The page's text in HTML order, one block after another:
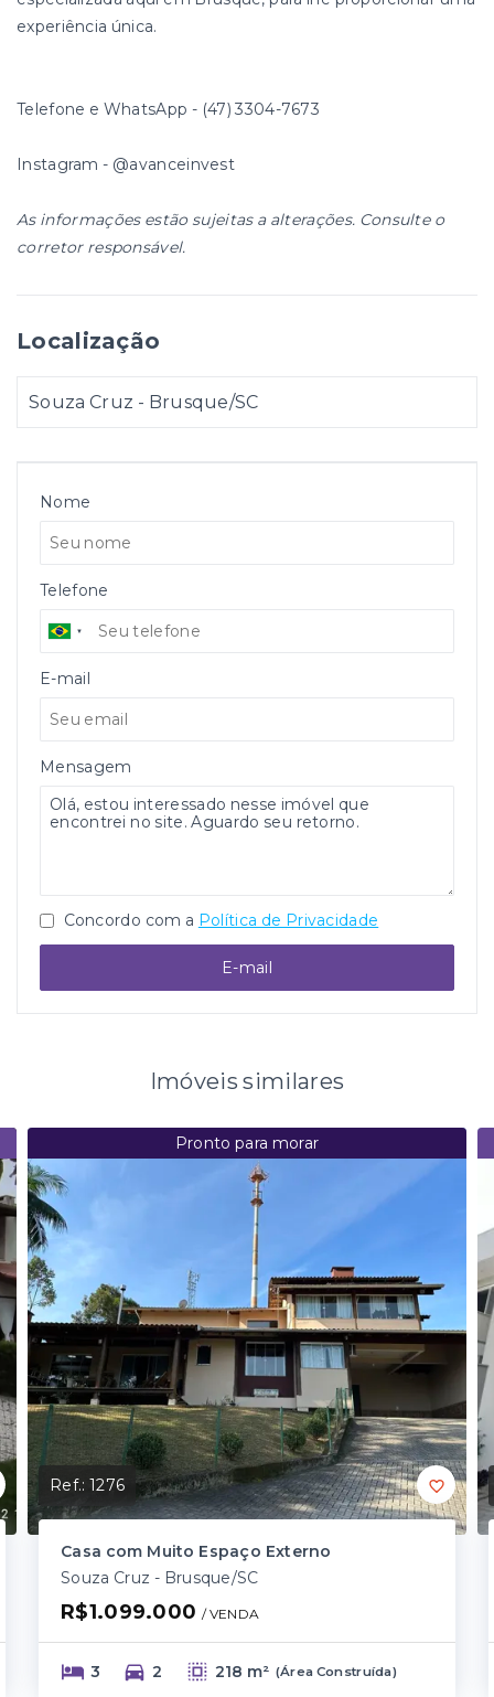
Nome
Telefone
E-mail
Mensagem
Concordo com a Política de Privacidade
E-mail
experiência única.
Telefone e WhatsApp - (47) 3304-7673
Instagram - @avanceinvest
As informações estão sujeitas a alterações. Consulte o
corretor responsável.
Localização
Souza Cruz - Brusque/SC
Imóveis similares
Pronto para morar
Ref.:1276
Casa com Muito Espaço Externo
Souza Cruz - Brusque/SC
R$1.099.000 / VENDA
3 2 218 m² (Área Construída)